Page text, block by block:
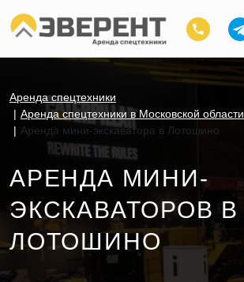
Аренда спецтехники
Аренда спецтехники в Московской области
Аренда мини-экскаватора в Лотошино
АРЕНДА МИНИ-
ЭКСКАВАТОРОВ В
ЛОТОШИНО